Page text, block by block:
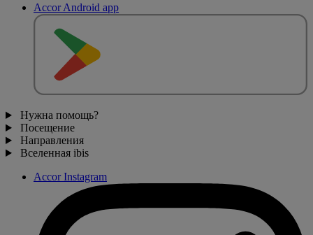
Accor Android app
Нужна помощь?
Посещение
Направления
Вселенная ibis
Accor Instagram